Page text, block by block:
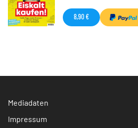
8,90 €
Mediadaten
Impressum